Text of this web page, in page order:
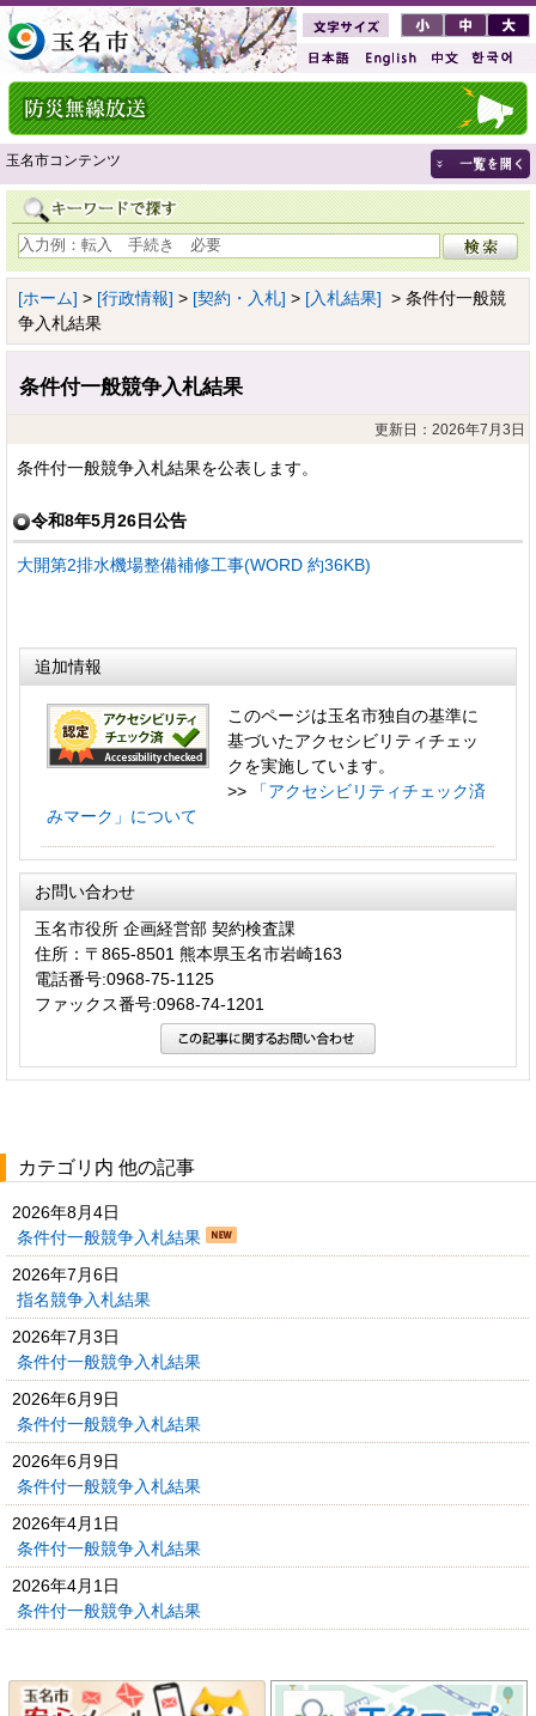
玉名市コンテンツ
[ホーム] > [行政情報] > [契約・入札] > [入札結果] > 条件付一般競
争入札結果
条件付一般競争入札結果
更新日：2026年7月3日
条件付一般競争入札結果を公表します。
令和8年5月26日公告
大開第2排水機場整備補修工事(WORD 約36KB)
追加情報
このページは玉名市独自の基準に
基づいたアクセシビリティチェッ
クを実施しています。
>>
「アクセシビリティチェック済
みマーク」について
お問い合わせ
玉名市役所 企画経営部 契約検査課
住所：〒865-8501 熊本県玉名市岩崎163
電話番号:0968-75-1125
ファックス番号:0968-74-1201
カテゴリ内 他の記事
2026年8月4日
条件付一般競争入札結果
2026年7月6日
指名競争入札結果
2026年7月3日
条件付一般競争入札結果
2026年6月9日
条件付一般競争入札結果
2026年6月9日
条件付一般競争入札結果
2026年4月1日
条件付一般競争入札結果
2026年4月1日
条件付一般競争入札結果